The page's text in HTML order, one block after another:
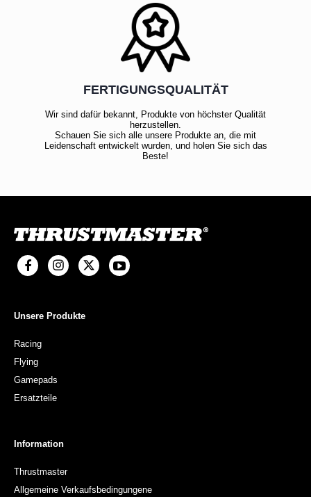
FERTIGUNGSQUALITÄT
Wir sind dafür bekannt, Produkte von höchster Qualität
herzustellen.
Schauen Sie sich alle unsere Produkte an, die mit
Leidenschaft entwickelt wurden, und holen Sie sich das
Beste!
Unsere Produkte
Racing
Flying
Gamepads
Ersatzteile
Information
Thrustmaster
Allgemeine Verkaufsbedingungene